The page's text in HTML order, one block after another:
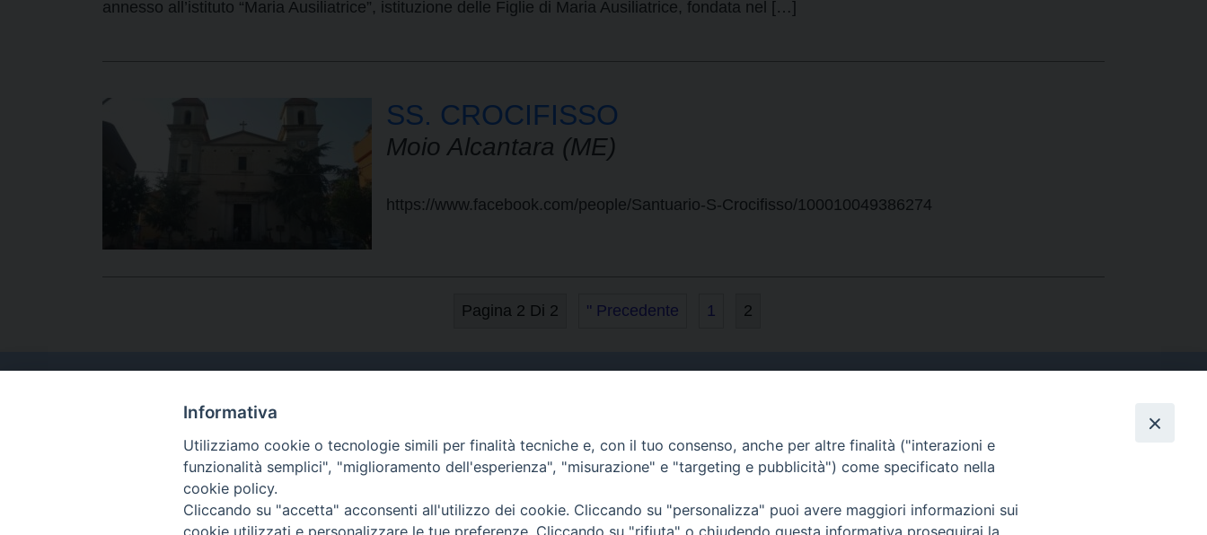
annesso all’istituto “Maria Ausiliatrice”, istituzione delle Figlie di Maria Ausiliatrice, fondata nel […]
SS. CROCIFISSO
Moio Alcantara (ME)
https://www.facebook.com/people/Santuario-S-Crocifisso/100010049386274
Pagina 2 Di 2 " Precedente 1 2
Indirizzo
Via Garibaldi, 67 - 98122
Contatti
Tel. 090.6684111 - Fax.
arcivescovo.messina@tin.it
Informativa
Utilizziamo cookie o tecnologie simili per finalità tecniche e, con il tuo consenso, anche per altre finalità ("interazioni e
funzionalità semplici", "miglioramento dell'esperienza", "misurazione" e "targeting e pubblicità") come specificato nella
cookie policy.
Cliccando su "accetta" acconsenti all'utilizzo dei cookie. Cliccando su "personalizza" puoi avere maggiori informazioni sui